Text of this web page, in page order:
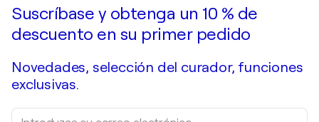
Suscríbase y obtenga un 10 % de
descuento en su primer pedido
Novedades, selección del curador, funciones
exclusivas.